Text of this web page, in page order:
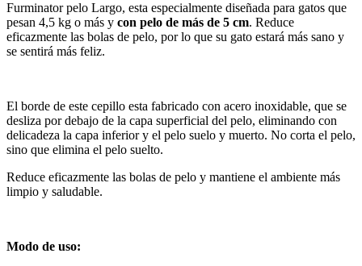
Furminator pelo Largo, esta especialmente diseñada para gatos que
pesan 4,5 kg o más y con pelo de más de 5 cm. Reduce
eficazmente las bolas de pelo, por lo que su gato estará más sano y
se sentirá más feliz.
El borde de este cepillo esta fabricado con acero inoxidable, que se
desliza por debajo de la capa superficial del pelo, eliminando con
delicadeza la capa inferior y el pelo suelo y muerto. No corta el pelo,
sino que elimina el pelo suelto.
Reduce eficazmente las bolas de pelo y mantiene el ambiente más
limpio y saludable.
Modo de uso: